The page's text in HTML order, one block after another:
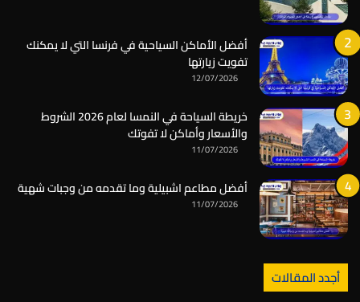
أفضل الأماكن السياحية في فرنسا التي لا يمكنك
تفويت زيارتها
12/07/2026
خريطة السياحة في النمسا لعام 2026 الشروط
والأسعار وأماكن لا تفوتك
11/07/2026
أفضل مطاعم اشبيلية وما تقدمه من وجبات شهية
11/07/2026
أجدد المقالات